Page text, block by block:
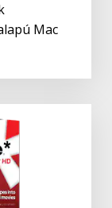
Mac